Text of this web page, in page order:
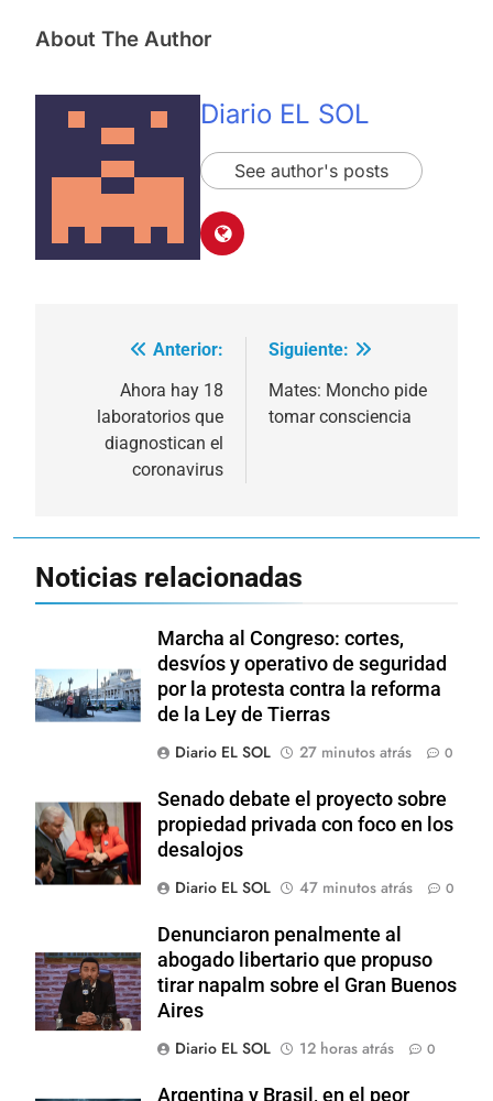
About The Author
Diario EL SOL
See author's posts
Navegación
entradas
Anterior:
Ahora hay 18
laboratorios que
diagnostican el
coronavirus
Siguiente:
Mates: Moncho pide
tomar consciencia
Noticias relacionadas
Marcha al Congreso: cortes,
desvíos y operativo de seguridad
por la protesta contra la reforma
de la Ley de Tierras
Diario EL SOL
27 minutos atrás 0
Senado debate el proyecto sobre
propiedad privada con foco en los
desalojos
Diario EL SOL
47 minutos atrás 0
Denunciaron penalmente al
abogado libertario que propuso
tirar napalm sobre el Gran Buenos
Aires
Diario EL SOL
12 horas atrás 0
Argentina y Brasil, en el peor